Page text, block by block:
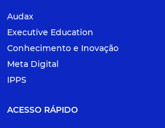
Audax
Executive Education
Conhecimento e Inovação
Meta Digital
IPPS
ACESSO RÁPIDO